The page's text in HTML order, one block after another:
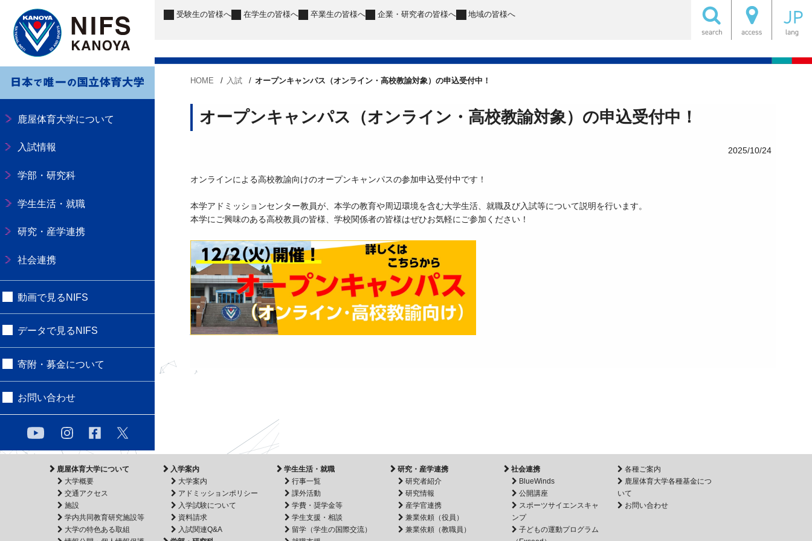
鹿屋体育大学について
入試情報
学部・研究科
学生生活・就職
研究・産学連携
社会連携
動画で見るNIFS
データで見るNIFS
寄附・募金について
お問い合わせ
受験生の皆様へ 在学生の皆様へ 卒業生の皆様へ 企業・研究者の皆様へ 地域の皆様へ
HOME 入試 オープンキャンパス（オンライン・高校教諭対象）の申込受付中！
オープンキャンパス（オンライン・高校教諭対象）の申込受付中！
2025/10/24
オンラインによる高校教諭向けのオープンキャンパスの参加申込受付中です！
本学アドミッションセンター教員が、本学の教育や周辺環境を含む大学生活、就職及び入試等について説明を行います。
本学にご興味のある高校教員の皆様、学校関係者の皆様はぜひお気軽にご参加ください！
鹿屋体育大学について
大学概要
交通アクセス
施設
学内共同教育研究施設等
大学の特色ある取組
入学案内
大学案内
アドミッションポリシー
入学試験について
資料請求
入試関連Q&A
学生生活・就職
行事一覧
課外活動
学費・奨学金等
学生支援・相談
留学（学生の国際交流）
研究・産学連携
研究者紹介
研究情報
産学官連携
兼業依頼（役員）
兼業依頼（教職員）
社会連携
BlueWinds
公開講座
スポーツサイエンスキャ
ンプ
子どもの運動プログラム
各種ご案内
鹿屋体育大学各種基金につ
いて
お問い合わせ